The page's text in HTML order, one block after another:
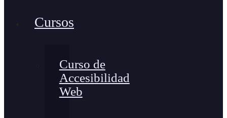
Cursos
Curso de
Accesibilidad
Web